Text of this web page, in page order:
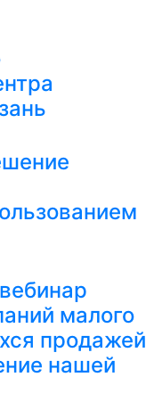
малого
продажей
нашей